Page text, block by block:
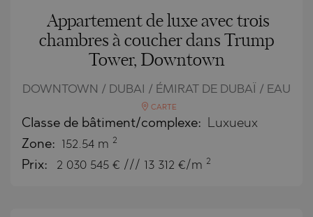
Appartement de luxe avec trois
chambres à coucher dans Trump
Tower, Downtown
DOWNTOWN / DUBAI / ÉMIRAT DE DUBAÏ / EAU
CARTE
Classe de bâtiment/complexe: Luxueux
Zone: 152.54 m 2
Prix: 2 030 545 € /// 13 312 €/m 2